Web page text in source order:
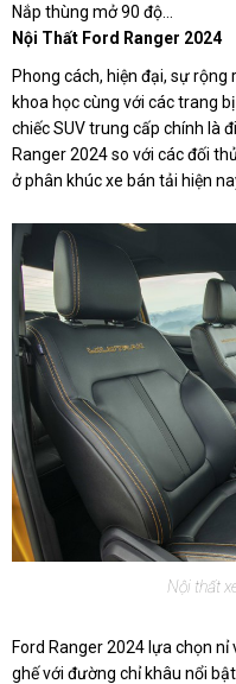
Nắp thùng mở 90 độ…
Nội Thất Ford Ranger 2024
Phong cách, hiện đại, sự
khoa học cùng với các trang
chiếc SUV trung cấp chính là
Ranger 2024 so với các đối
ở phân khúc xe bán tải hiện
Nội thất
Ford Ranger 2024 lựa chọn
ghế với đường chỉ khâu nổi